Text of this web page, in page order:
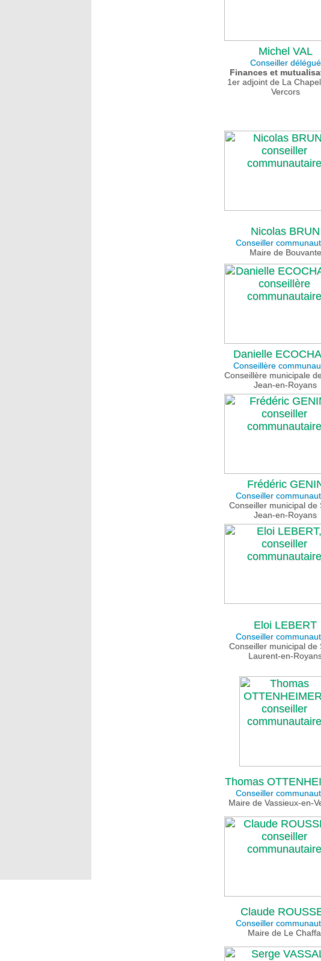
Michel VAL
Conseiller délégué
Finances et
1er adjoint de La
Vercors
Nicolas BRUN
Conseiller
Maire de Bouvante
Danielle
Conseillère
Conseillère municipale
Jean-en-Royans
Frédéric
Conseiller
Conseiller municipal de
Jean-en-Royans
Eloi LEBERT
Conseiller
Conseiller municipal de
Laurent-en-
Thomas
Conseiller
Maire de Vassieux-en-
Claude
Conseiller
Maire de Le